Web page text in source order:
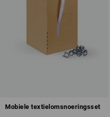
Mobiele textielomsnoeringsset